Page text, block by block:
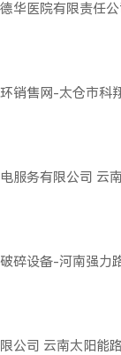
德华医院有限责任公
环销售网-太仓市科
电服务有限公司 云
破碎设备-河南强力
限公司 云南太阳能